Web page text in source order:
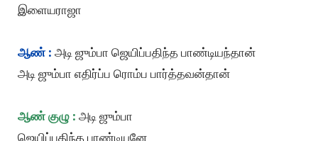
இளையராஜா
ஆண் : அடி ஜும்பா ஜெயிப்பதிந்த பாண்டியந்தான்
அடி ஜும்பா எதிர்ப்ப ரொம்ப பார்த்தவன்தான்
ஆண் குழு : அடி ஜும்பா
ஜெயிப்பதிந்த பாண்டியனே